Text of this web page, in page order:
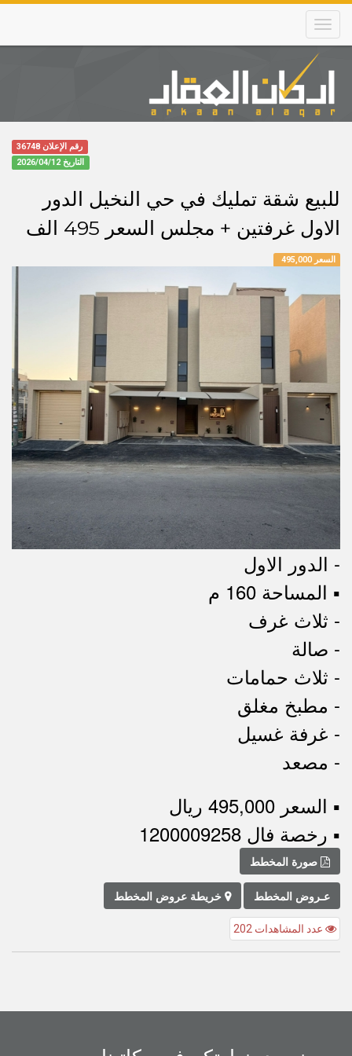
Skip
main
content
Main
navigation
رقم الإعلان 36748
التاريخ 2026/04/12
للبيع شقة تمليك في حي النخيل الدور
الاول غرفتين + مجلس السعر 495 الف
السعر 495,000
- الدور اﻻول
▪︎ المساحة 160 م
- ثلاث غرف
- صالة
- ثلاث حمامات
- مطبخ مغلق
- غرفة غسيل
- مصعد
▪︎ السعر 495,000 ريال
▪︎ رخصة فال 1200009258
صورة المخطط
عـروض المخطط خريطة عروض المخطط
عدد المشاهدات 202